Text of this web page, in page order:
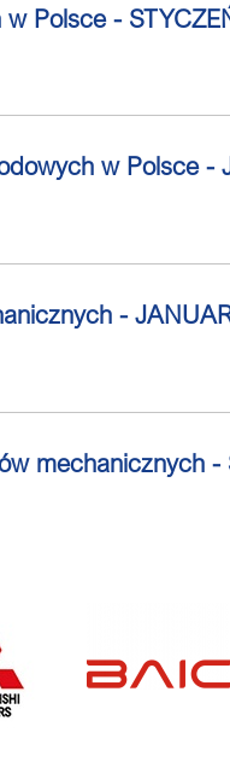
Polsce -
w Polsce -
-
mechanicznych